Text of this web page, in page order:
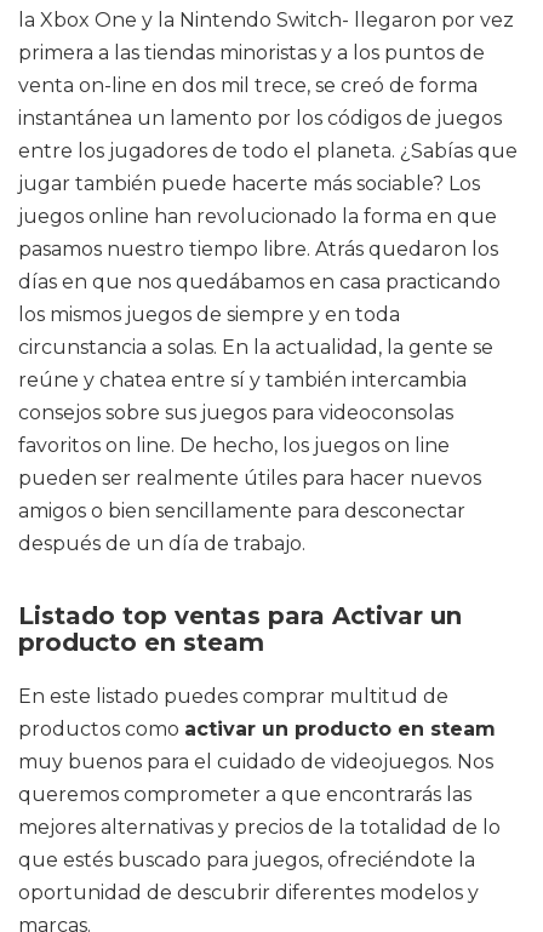
la Xbox One y la Nintendo Switch- llegaron por vez
primera a las tiendas minoristas y a los puntos de
venta on-line en dos mil trece, se creó de forma
instantánea un lamento por los códigos de juegos
entre los jugadores de todo el planeta. ¿Sabías que
jugar también puede hacerte más sociable? Los
juegos online han revolucionado la forma en que
pasamos nuestro tiempo libre. Atrás quedaron los
días en que nos quedábamos en casa practicando
los mismos juegos de siempre y en toda
circunstancia a solas. En la actualidad, la gente se
reúne y chatea entre sí y también intercambia
consejos sobre sus juegos para videoconsolas
favoritos on line. De hecho, los juegos on line
pueden ser realmente útiles para hacer nuevos
amigos o bien sencillamente para desconectar
después de un día de trabajo.
Listado top ventas para Activar un
producto en steam
En este listado puedes comprar multitud de
productos como activar un producto en steam
muy buenos para el cuidado de videojuegos. Nos
queremos comprometer a que encontrarás las
mejores alternativas y precios de la totalidad de lo
que estés buscado para juegos, ofreciéndote la
oportunidad de descubrir diferentes modelos y
marcas.